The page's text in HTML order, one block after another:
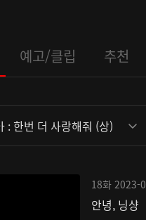
예고/클립 추천
: 한번 더 사랑해줘 (상)
18화 2023-
안녕, 닝샹